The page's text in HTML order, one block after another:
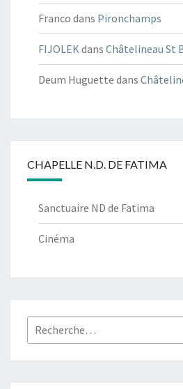
Franco dans Pironchamps
FIJOLEKdans Châtelineau St
Deum Huguette dans
CHAPELLE N.D. DE FATIMA
Sanctuaire ND de Fatima
Cinéma
Rechercher :